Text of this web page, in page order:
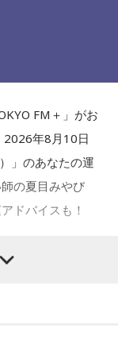
に。占いや開運
占い「マザー占
FM＋」がお
2026年8月10日
」のあなたの運
の夏目みやび
ドバイスも！